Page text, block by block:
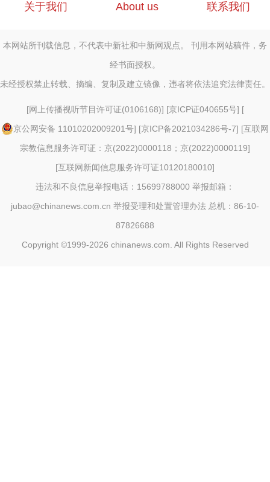
关于我们 About us 联系我们
本网站所刊载信息，不代表中新社和中新网观点。 刊用本网站稿件，务
经书面授权。
未经授权禁止转载、摘编、复制及建立镜像，违者将依法追究法律责任。
[网上传播视听节目许可证(0106168)] [京ICP证040655号] [
京公网安备 11010202009201号] [京ICP备2021034286号-7] [互联网
宗教信息服务许可证：京(2022)0000118；京(2022)0000119]
[互联网新闻信息服务许可证10120180010]
违法和不良信息举报电话：15699788000 举报邮箱：
jubao@chinanews.com.cn 举报受理和处置管理办法 总机：86-10-
87826688
Copyright ©1999-2026 chinanews.com. All Rights Reserved